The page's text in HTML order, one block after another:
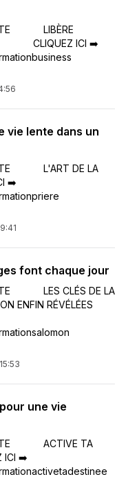
LIBÈRE
CLIQUEZ ICI ➡️
vie lente dans un
L'ART DE LA
➡️
font chaque jour
LES CLÉS DE LA
ENFIN RÉVÉLÉES
15:53
une vie
ACTIVE TA
➡️